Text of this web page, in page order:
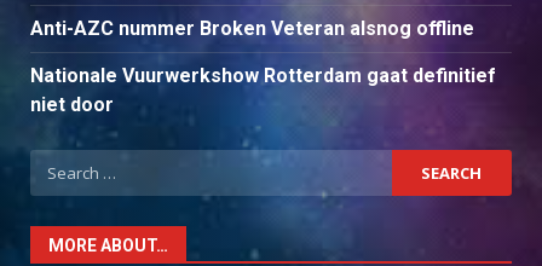
Anti-AZC nummer Broken Veteran alsnog offline
Nationale Vuurwerkshow Rotterdam gaat definitief
niet door
Search
for:
MORE ABOUT…